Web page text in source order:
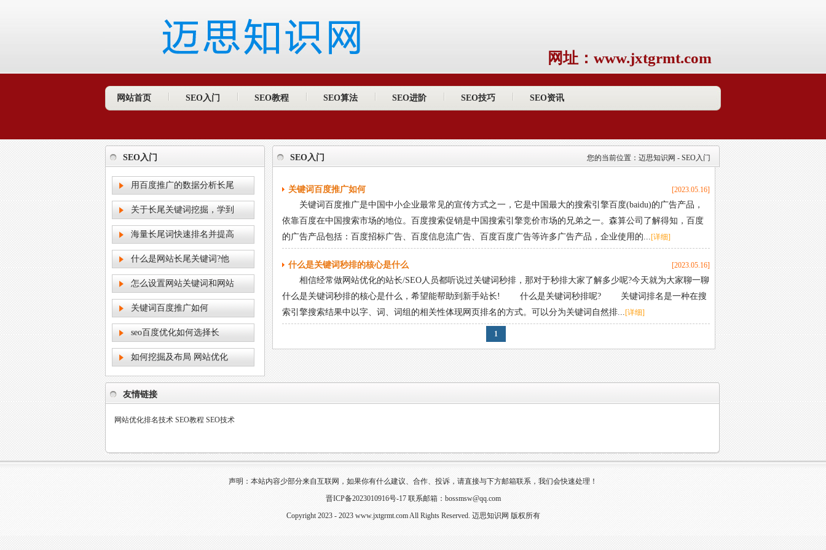
网址：www.jxtgrmt.com
网站首页 SEO入门 SEO教程 SEO算法 SEO进阶 SEO技巧 SEO资讯
SEO入门
用百度推广的数据分析长尾
关于长尾关键词挖掘，学到
海量长尾词快速排名并提高
什么是网站长尾关键词?他
怎么设置网站关键词和网站
关键词百度推广如何
seo百度优化如何选择长
如何挖掘及布局 网站优化
SEO入门 您的当前位置： 迈思知识网 - SEO入门
关键词百度推广如何 [2023.05.16]
关键词百度推广是中国中小企业最常见的宣传方式之一，它是中国最大的搜索引擎百度(baidu)的广告产品，
依靠百度在中国搜索市场的地位。百度搜索促销是中国搜索引擎竞价市场的兄弟之一。森算公司了解得知，百度
的广告产品包括：百度招标广告、百度信息流广告、百度百度广告等许多广告产品，企业使用的...[详细]
什么是关键词秒排的核心是什么 [2023.05.16]
相信经常做网站优化的站长/SEO人员都听说过关键词秒排，那对于秒排大家了解多少呢?今天就为大家聊一聊
什么是关键词秒排的核心是什么，希望能帮助到新手站长! 什么是关键词秒排呢? 关键词排名是一种在搜
索引擎搜索结果中以字、词、词组的相关性体现网页排名的方式。可以分为关键词自然排...[详细]
1
友情链接
网站优化排名技术 SEO教程 SEO技术
声明：本站内容少部分来自互联网，如果你有什么建议、合作、投诉，请直接与下方邮箱联系，我们会快速处理！
晋ICP备2023010916号-17联系邮箱：bossmsw@qq.com
Copyright 2023 - 2023 www.jxtgrmt.comAll Rights Reserved. 迈思知识网 版权所有